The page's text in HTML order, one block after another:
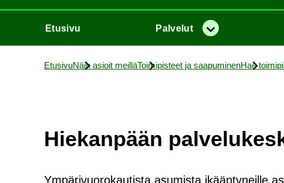
Etusi­vu Pal­ve­lut Va­lik­ko
Etusi­vuNäin asioit meil­läToi­mi­pis­teet ja saa­pu­mi­nenHae
Hie­kan­pään
Ympärivuorokautista asumista ikääntyneille